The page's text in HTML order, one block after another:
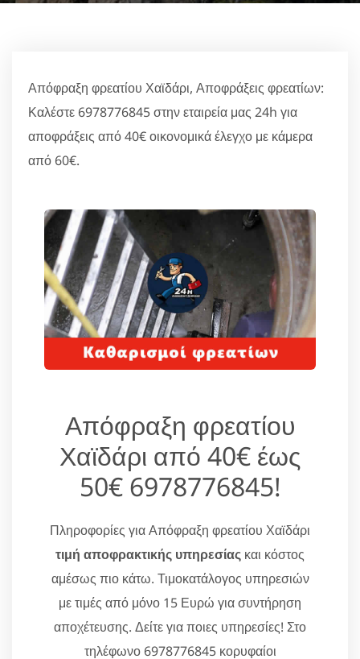
Απόφραξη φρεατίου Χαϊδάρι, Αποφράξεις φρεατίων:
Καλέστε 6978776845 στην εταιρεία μας 24h για
αποφράξεις από 40€ οικονομικά έλεγχο με κάμερα
από 60€.
Απόφραξη φρεατίου
Χαϊδάρι από 40€ έως
50€ 6978776845!
Πληροφορίες για Απόφραξη φρεατίου Χαϊδάρι
τιμή αποφρακτικής υπηρεσίας και κόστος
αμέσως πιο κάτω. Τιμοκατάλογος υπηρεσιών
με τιμές από μόνο 15 Ευρώ για συντήρηση
αποχέτευσης. Δείτε για ποιες υπηρεσίες! Στο
τηλέφωνο 6978776845 κορυφαίοι